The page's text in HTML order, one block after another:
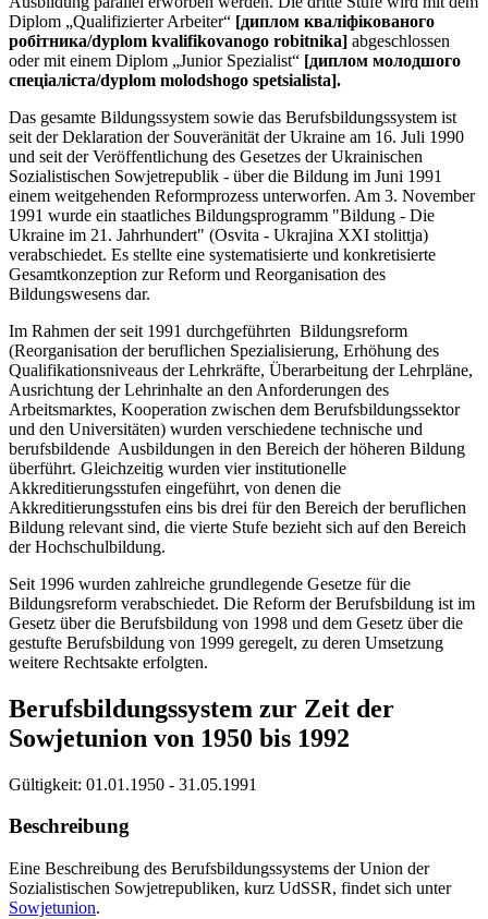
Diplom „Qualifizierter Arbeiter“ [диплом кваліфікованого
робітника/dyplom kvalifikovanogo robitnika] abgeschlossen
oder mit einem Diplom „Junior Spezialist“ [диплом молодшого
спеціаліста/dyplom molodshogo spetsialista].
Das gesamte Bildungssystem sowie das Berufsbildungssystem ist
seit der Deklaration der Souveränität der Ukraine am 16. Juli 1990
und seit der Veröffentlichung des Gesetzes der Ukrainischen
Sozialistischen Sowjetrepublik - über die Bildung im Juni 1991
einem weitgehenden Reformprozess unterworfen. Am 3. November
1991 wurde ein staatliches Bildungsprogramm "Bildung - Die
Ukraine im 21. Jahrhundert" (Osvita - Ukrajina XXI stolittja)
verabschiedet. Es stellte eine systematisierte und konkretisierte
Gesamtkonzeption zur Reform und Reorganisation des
Bildungswesens dar.
Im Rahmen der seit 1991 durchgeführten Bildungsreform
(Reorganisation der beruflichen Spezialisierung, Erhöhung des
Qualifikationsniveaus der Lehrkräfte, Überarbeitung der Lehrpläne,
Ausrichtung der Lehrinhalte an den Anforderungen des
Arbeitsmarktes, Kooperation zwischen dem Berufsbildungssektor
und den Universitäten) wurden verschiedene technische und
berufsbildende Ausbildungen in den Bereich der höheren Bildung
überführt. Gleichzeitig wurden vier institutionelle
Akkreditierungsstufen eingeführt, von denen die
Akkreditierungsstufen eins bis drei für den Bereich der beruflichen
Bildung relevant sind, die vierte Stufe bezieht sich auf den Bereich
der Hochschulbildung.
Seit 1996 wurden zahlreiche grundlegende Gesetze für die
Bildungsreform verabschiedet. Die Reform der Berufsbildung ist im
Gesetz über die Berufsbildung von 1998 und dem Gesetz über die
gestufte Berufsbildung von 1999 geregelt, zu deren Umsetzung
weitere Rechtsakte erfolgten.
Berufsbildungssystem zur Zeit der
Sowjetunion von 1950 bis 1992
Gültigkeit: 01.01.1950 - 31.05.1991
Beschreibung
Eine Beschreibung des Berufsbildungssystems der Union der
Sozialistischen Sowjetrepubliken, kurz UdSSR, findet sich unter
Sowjetunion.